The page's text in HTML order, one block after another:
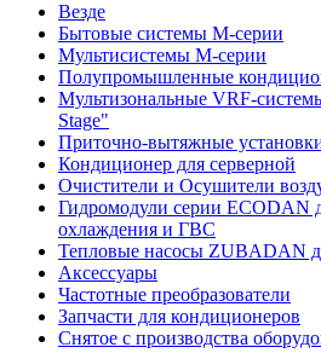
Везде
Бытовые системы M-серии
Мультисистемы M-серии
Полупромышленные
Мультизональные VRF-
Stage"
Приточно-вытяжные
Кондиционер для серверной
Очистители и Осушители
Гидромодули серии ECODAN
охлаждения и ГВС
Тепловые насосы ZUBADAN
Аксесcуары
Частотные преобразователи
Запчасти для кондиционеров
Снятое с производства